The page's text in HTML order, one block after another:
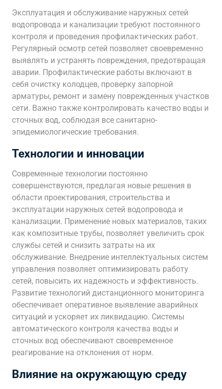
Эксплуатация и обслуживание наружных сетей
водопровода и канализации требуют постоянного
контроля и проведения профилактических работ.
Регулярный осмотр сетей позволяет своевременно
выявлять и устранять повреждения, предотвращая
аварии. Профилактические работы включают в
себя очистку колодцев, проверку запорной
арматуры, ремонт и замену поврежденных участков
сети. Важно также контролировать качество воды и
сточных вод, соблюдая все санитарно-
эпидемиологические требования.
Технологии и инновации
Современные технологии постоянно
совершенствуются, предлагая новые решения в
области проектирования, строительства и
эксплуатации наружных сетей водопровода и
канализации. Применение новых материалов, таких
как композитные трубы, позволяет увеличить срок
службы сетей и снизить затраты на их
обслуживание. Внедрение интеллектуальных систем
управления позволяет оптимизировать работу
сетей, повысить их надежность и эффективность.
Развитие технологий дистанционного мониторинга
обеспечивает оперативное выявление аварийных
ситуаций и ускоряет их ликвидацию. Системы
автоматического контроля качества воды и
сточных вод обеспечивают своевременное
реагирование на отклонения от норм.
Влияние на окружающую среду